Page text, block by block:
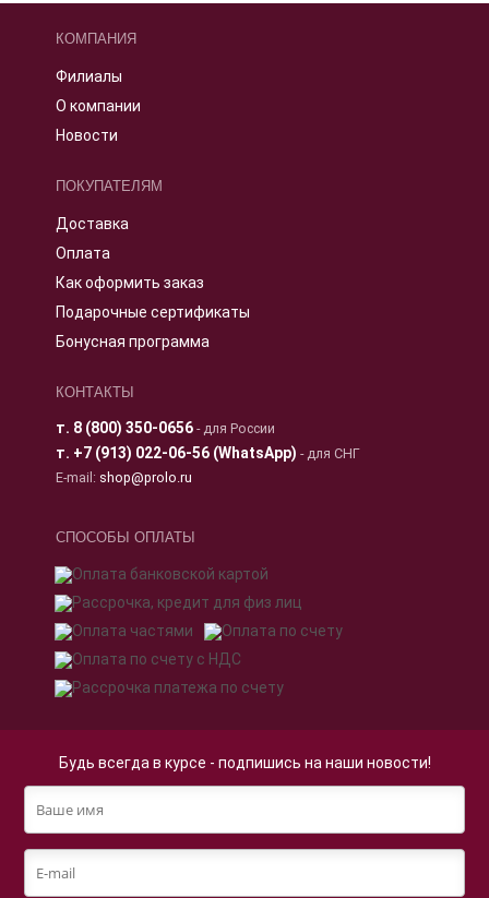
КОМПАНИЯ
Филиалы
О компании
Новости
ПОКУПАТЕЛЯМ
Доставка
Оплата
Как оформить заказ
Подарочные сертификаты
Бонусная программа
КОНТАКТЫ
т. 8 (800) 350-0656- для России
т. +7 (913) 022-06-56 (WhatsApp) - для СНГ
E-mail: shop@prolo.ru
СПОСОБЫ ОПЛАТЫ
Будь всегда в курсе - подпишись на наши новости!